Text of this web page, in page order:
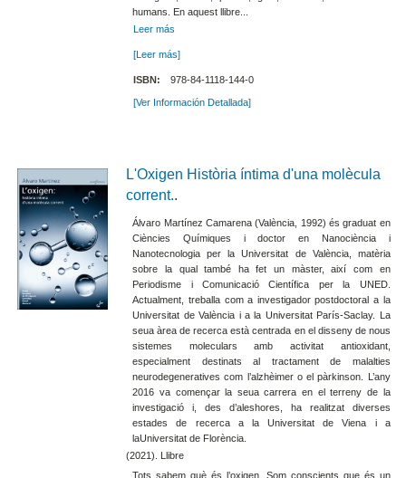
humans. En aquest llibre...
Leer más
[Leer más]
ISBN: 978-84-1118-144-0
[Ver Información Detallada]
L'Oxigen Història íntima d'una molècula
corrent..
Álvaro Martínez Camarena (València, 1992) és graduat en
Ciències Químiques i doctor en Nanociència i
Nanotecnologia per la Universitat de València, matèria
sobre la qual també ha fet un màster, així com en
Periodisme i Comunicació Científica per la UNED.
Actualment, treballa com a investigador postdoctoral a la
Universitat de València i a la Universitat París-Saclay. La
seua àrea de recerca està centrada en el disseny de nous
sistemes moleculars amb activitat antioxidant,
especialment destinats al tractament de malalties
neurodegeneratives com l’alzhèimer o el pàrkinson. L’any
2016 va començar la seua carrera en el terreny de la
investigació i, des d’aleshores, ha realitzat diverses
estades de recerca a la Universitat de Viena i a
laUniversitat de Florència.
(2021). Llibre
Tots sabem què és l’oxigen. Som conscients que és un